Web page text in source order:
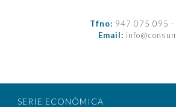
Tfno: 947 075 095
Email:
SERIE ECONÓMICA